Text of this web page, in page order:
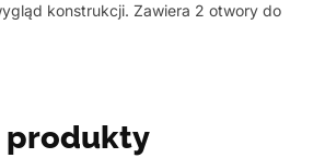
konstrukcji. Zawiera 2 otwory do
produkty